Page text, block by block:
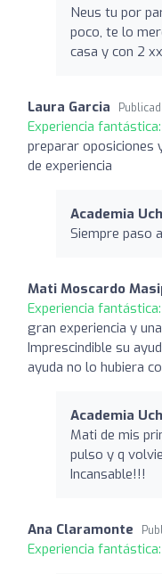
Neus tu por
poco, te lo
casa y con 2
Laura Garcia
Experiencia fantástica:
preparar oposiciones
de experiencia
Academia
Siempre paso
Mati Moscardo
Experiencia fantástica:
gran experiencia y
Imprescindible su
ayuda no lo hubiera
Academia
Mati de mis
pulso y q
Incansable!!!
Ana Claramonte
Experiencia fantástica: